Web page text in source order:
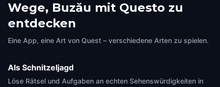
Catedrala Sf. Sava
Buzău,Romania
Colegiul Național „Bogdan
Wege, Buzău mit Questo zu
entdecken
Eine App, eine Art von Quest – verschiedene Arten zu spielen.
Als Schnitzeljagd
Löse Rätsel und Aufgaben an echten Sehenswürdigkeiten in